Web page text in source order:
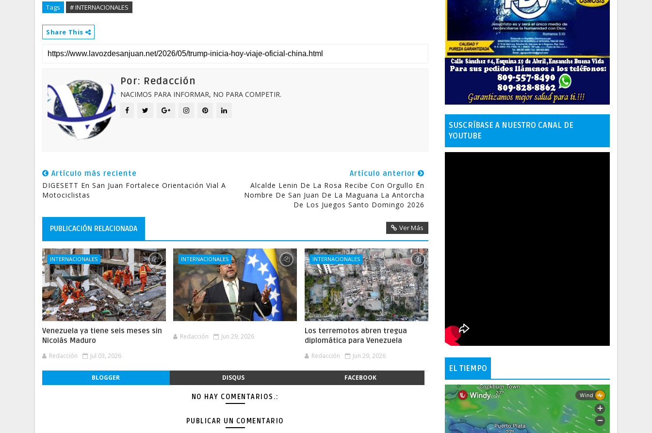
Tags # INTERNACIONALES
Share This
Por: Redacción
NACIMOS PARA INFORMAR, NO PARA COMPETIR.
Artículo más reciente
DIGESETT En San Juan Fortalece Orientación Vial A
Motociclistas
Artículo anterior
Alcalde Lenin De La Rosa Recibe Con Orgullo En
Nombre De San Juan De La Maguana La Antorcha
De Los Juegos Santo Domingo 2026
PUBLICACIÓN RELACIONADA Ver Más
INTERNACIONALES
Venezuela ya tiene seis meses sin
Nicolás Maduro
Redacción Jul 03, 2026
INTERNACIONALES
Redacción Jun 29, 2026
INTERNACIONALES
Los terremotos abren tregua
diplomática para Venezuela
Redacción Jun 29, 2026
BLOGGER DISQUS FACEBOOK
NO HAY COMENTARIOS.:
PUBLICAR UN COMENTARIO
SUSCRÍBASE A NUESTRO CANAL DE
YOUTUBE
EL TIEMPO